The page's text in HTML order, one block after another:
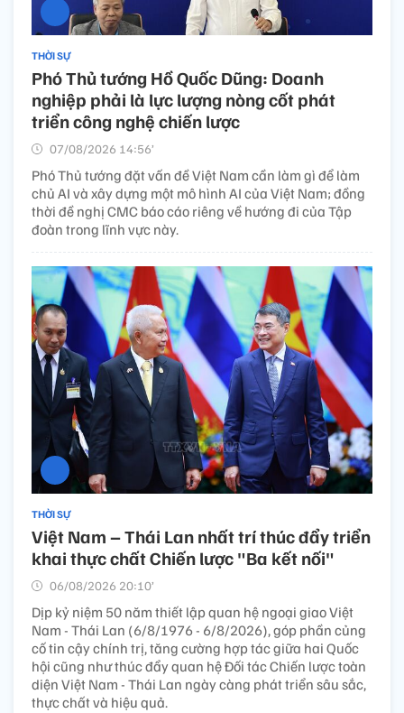
THỜI SỰ
Phó Thủ tướng Hồ Quốc Dũng: Doanh
nghiệp phải là lực lượng nòng cốt phát
triển công nghệ chiến lược
07/08/2026 14:56’
Phó Thủ tướng đặt vấn đề Việt Nam cần làm gì để làm
chủ AI và xây dựng một mô hình AI của Việt Nam; đồng
thời đề nghị CMC báo cáo riêng về hướng đi của Tập
đoàn trong lĩnh vực này.
THỜI SỰ
Việt Nam – Thái Lan nhất trí thúc đẩy triển
khai thực chất Chiến lược "Ba kết nối"
06/08/2026 20:10’
Dịp kỷ niệm 50 năm thiết lập quan hệ ngoại giao Việt
Nam - Thái Lan (6/8/1976 - 6/8/2026), góp phần củng
cố tin cậy chính trị, tăng cường hợp tác giữa hai Quốc
hội cũng như thúc đẩy quan hệ Đối tác Chiến lược toàn
diện Việt Nam - Thái Lan ngày càng phát triển sâu sắc,
thực chất và hiệu quả.